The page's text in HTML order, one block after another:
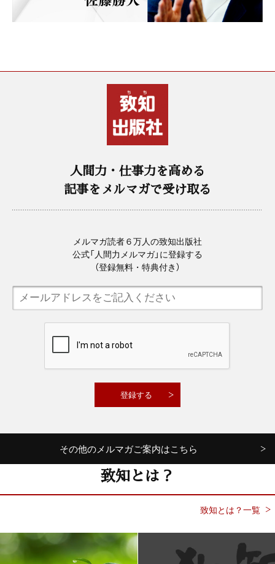
人間力・仕事力を高める
記事をメルマガで受け取る
メルマガ読者６万人の致知出版社
公式「人間力メルマガ」に登録する
（登録無料・特典付き）
その他のメルマガご案内はこちら
致知とは？
致知とは？一覧